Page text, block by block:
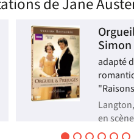
adapté
en
1995